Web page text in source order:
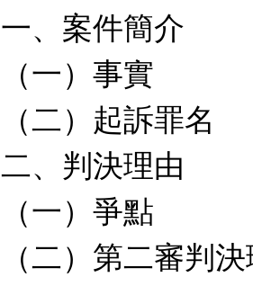
一、案件簡介
（一）事實
（二）起訴罪名
二、判決理由
（一）爭點
（二）第二審判